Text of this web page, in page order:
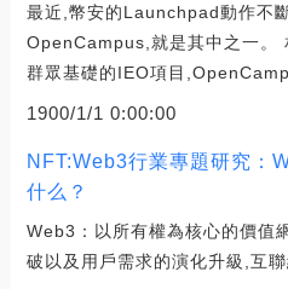
最近,幣安的Launchpad動作不
OpenCampus,就是其中之一。
群眾基礎的IEO項目
1900/1/1 0:00:00
NFT:Web3行業專題研究：
什么？
Web3：以所有權為核心的價值
破以及用戶需求的演化升級,互